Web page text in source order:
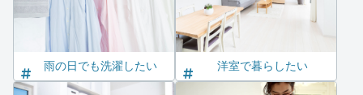
雨の日でも洗濯したい 洋室で暮らしたい